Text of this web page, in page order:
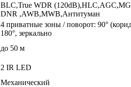
BLC,True WDR
DNR ,AWB,MWB,Антитуман
4 приватные зоны / поворот: 90°
180°, зеркально
до 50 м
2 IR LED
Механический